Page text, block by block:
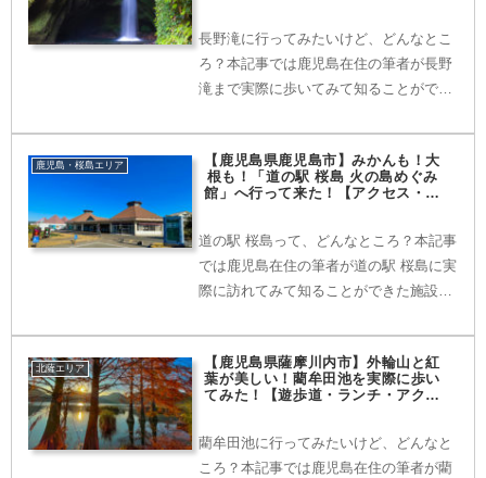
長野滝に行ってみたいけど、どんなとこ
ろ？本記事では鹿児島在住の筆者が長野
滝まで実際に歩いてみて知ることができ
ら紹介していきます。実際に訪れる前に
ぜひ当記事をご覧ください。
鹿児島・桜島エリア
【鹿児島県鹿児島市】みかんも！大
根も！「道の駅 桜島 火の島めぐみ
館」へ行って来た！【アクセス・レ
道の駅 桜島って、どんなところ？本記事
では鹿児島在住の筆者が道の駅 桜島に実
際に訪れてみて知ることができた施設や
いきます。おすすめのお土産情報やレス
トラン情報もあります。実際に訪れる前
にぜひ当記事をご覧ください。
北薩エリア
【鹿児島県薩摩川内市】外輪山と紅
葉が美しい！藺牟田池を実際に歩い
てみた！【遊歩道・ランチ・アクセ
藺牟田池に行ってみたいけど、どんなと
ころ？本記事では鹿児島在住の筆者が藺